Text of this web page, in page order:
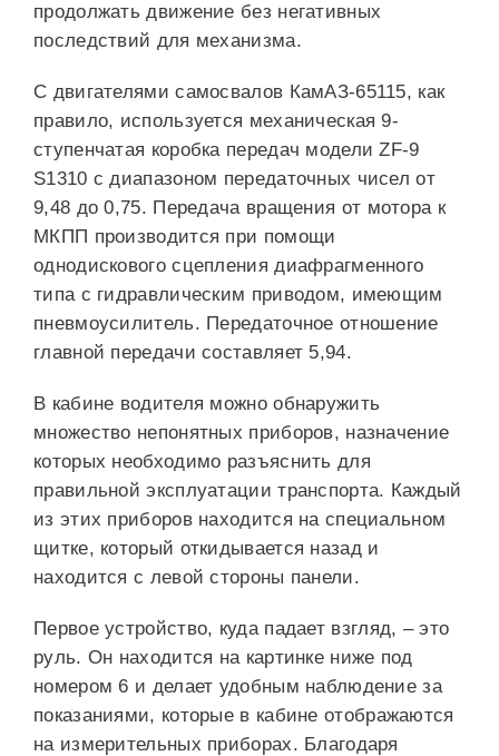
продолжать движение без негативных
последствий для механизма.
С двигателями самосвалов КамАЗ-65115, как
правило, используется механическая 9-
ступенчатая коробка передач модели ZF-9
S1310 с диапазоном передаточных чисел от
9,48 до 0,75. Передача вращения от мотора к
МКПП производится при помощи
однодискового сцепления диафрагменного
типа с гидравлическим приводом, имеющим
пневмоусилитель. Передаточное отношение
главной передачи составляет 5,94.
В кабине водителя можно обнаружить
множество непонятных приборов, назначение
которых необходимо разъяснить для
правильной эксплуатации транспорта. Каждый
из этих приборов находится на специальном
щитке, который откидывается назад и
находится с левой стороны панели.
Первое устройство, куда падает взгляд, – это
руль. Он находится на картинке ниже под
номером 6 и делает удобным наблюдение за
показаниями, которые в кабине отображаются
на измерительных приборах. Благодаря